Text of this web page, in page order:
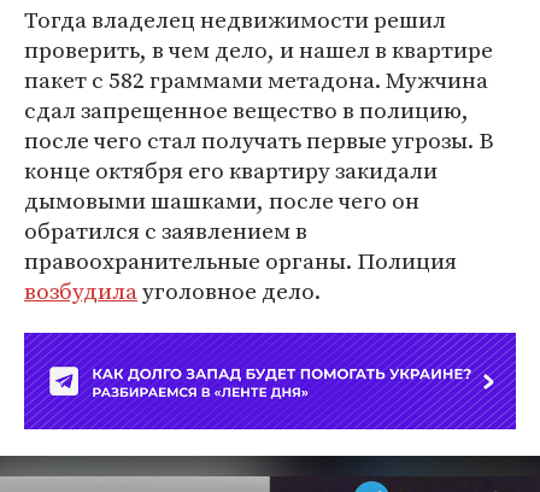
Тогда владелец недвижимости решил
проверить, в чем дело, и нашел в квартире
пакет с 582 граммами метадона. Мужчина
сдал запрещенное вещество в полицию,
после чего стал получать первые угрозы. В
конце октября его квартиру закидали
дымовыми шашками, после чего он
обратился с заявлением в
правоохранительные органы. Полиция
возбудилауголовное дело.